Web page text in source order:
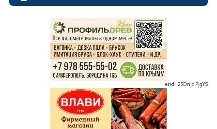
erid: 2SDnjdPjgYS